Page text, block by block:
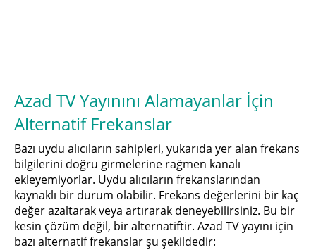
Azad TV Yayınını Alamayanlar İçin
Alternatif Frekanslar
Bazı uydu alıcıların sahipleri, yukarıda yer alan frekans
bilgilerini doğru girmelerine rağmen kanalı
ekleyemiyorlar. Uydu alıcıların frekanslarından
kaynaklı bir durum olabilir. Frekans değerlerini bir kaç
değer azaltarak veya artırarak deneyebilirsiniz. Bu bir
kesin çözüm değil, bir alternatiftir. Azad TV yayını için
bazı alternatif frekanslar şu şekildedir: